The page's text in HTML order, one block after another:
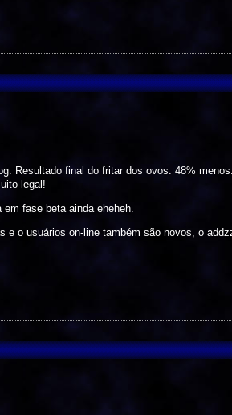
Resultado final do fritar dos ovos: 48%
legal!
fase beta ainda eheheh.
e o usuários on-line também são novos, o